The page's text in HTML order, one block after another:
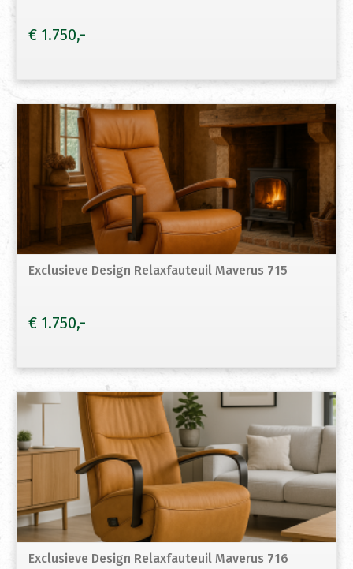
€ 1.750
Exclusieve Design Relaxfauteuil Maverus 715
€ 1.750
Exclusieve Design Relaxfauteuil Maverus 716